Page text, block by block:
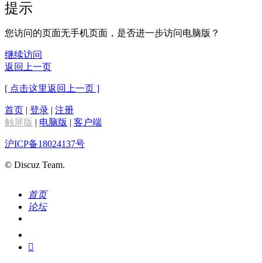
提示
您访问的页面无手机页面，是否进一步访问电脑版？
继续访问
返回上一页
[ 点击这里返回上一页 ]
首页 | 登录 | 注册
触屏版 | 电脑版 | 客户端
沪ICP备18024137号
© Discuz Team.
首页
论坛
我的
